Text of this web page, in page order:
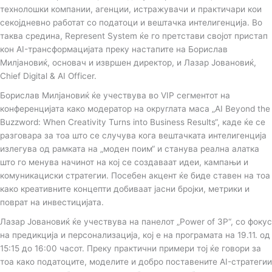
m
t
i
k
t
o
k
i
технолошки компании, агенции, истражувачи и практичари кои
секојдневно работат со податоци и вештачка интелигенција. Во
таква средина, Represent System ќе го претстави својот пристап
кон AI-трансформацијата преку настапите на Борислав
Милјановиќ, основач и извршен директор, и Лазар Јовановиќ,
Chief Digital & AI Officer.
Борислав Милјановиќ ќе учествува во VIP сегментот на
конференцијата како модератор на округлата маса „AI Beyond the
Buzzword: When Creativity Turns into Business Results“, каде ќе се
разговара за тоа што се случува кога вештачката интелигенција
излегува од рамката на „моден поим“ и станува реална алатка
што го менува начинот на кој се создаваат идеи, кампањи и
комуникациски стратегии. Посебен акцент ќе биде ставен на тоа
како креативните концепти добиваат јасни бројки, метрики и
поврат на инвестицијата.
Лазар Јовановиќ ќе учествува на панелот „Power of 3P“, со фокус
на предикција и персонализација, кој е на програмата на 19.11. од
15:15 до 16:00 часот. Преку практични примери тој ќе говори за
тоа како податоците, моделите и добро поставените AI-стратегии